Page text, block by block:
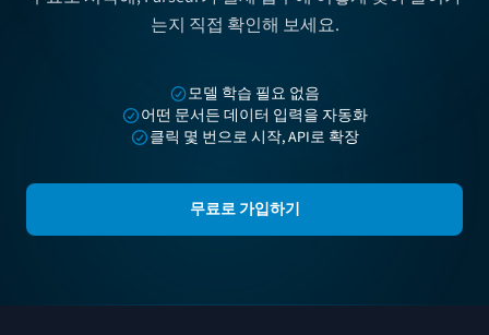
는지 직접 확인해 보세요.
모델 학습 필요 없음
어떤 문서든 데이터 입력을 자동화
클릭 몇 번으로 시작, API로 확장
무료로 가입하기